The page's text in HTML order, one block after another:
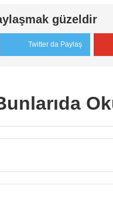
güzeldir
Twitter da Paylaş